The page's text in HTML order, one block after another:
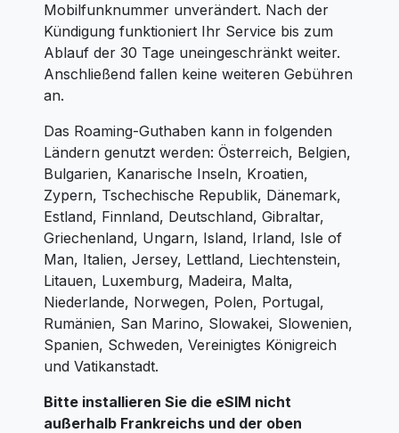
Mobilfunknummer unverändert. Nach der
Kündigung funktioniert Ihr Service bis zum
Ablauf der 30 Tage uneingeschränkt weiter.
Anschließend fallen keine weiteren Gebühren
an.
Das Roaming-Guthaben kann in folgenden
Ländern genutzt werden: Österreich, Belgien,
Bulgarien, Kanarische Inseln, Kroatien,
Zypern, Tschechische Republik, Dänemark,
Estland, Finnland, Deutschland, Gibraltar,
Griechenland, Ungarn, Island, Irland, Isle of
Man, Italien, Jersey, Lettland, Liechtenstein,
Litauen, Luxemburg, Madeira, Malta,
Niederlande, Norwegen, Polen, Portugal,
Rumänien, San Marino, Slowakei, Slowenien,
Spanien, Schweden, Vereinigtes Königreich
und Vatikanstadt.
Bitte installieren Sie die eSIM nicht
außerhalb Frankreichs und der oben